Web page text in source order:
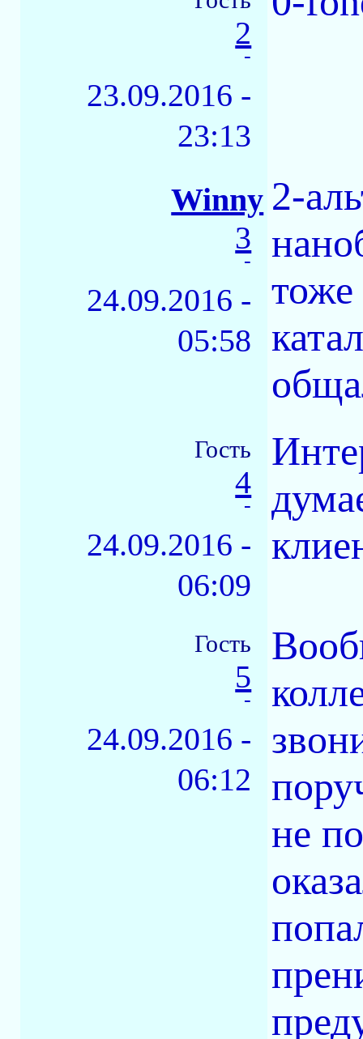
2
-
23.09.2016 -
23:13
Winny
3
-
24.09.2016 -
05:58
2-
Гость
4
-
24.09.2016 -
06:09
Гость
5
-
24.09.2016 -
06:12
не